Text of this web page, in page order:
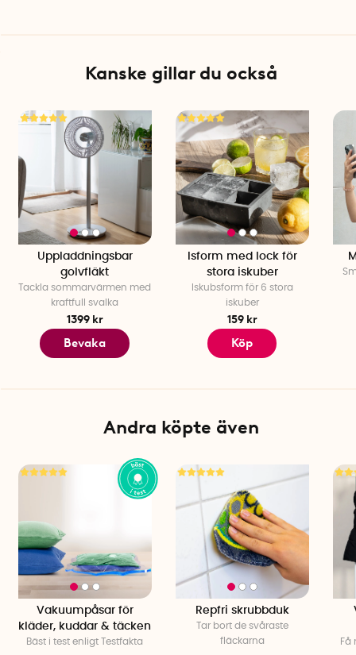
Uppladdningsbar fläkt handsfree
2 st doftkuddar
Specifikationer
Bredd nackdel: 15,5 cm
Fläktarmar: 14 cm
Fläktdiameter: 8 cm
Maxlängd fläkt till fläkt: 60 cm
Batteristyrka 2000 mAh
Från 8 år
Kanske gillar du också
Uppladdningsbar
golvfläkt
Tackla sommarvärmen med
kraftfull svalka
1399 kr
Bevaka
Isform med lock för
stora iskuber
Iskubsform för 6 stora
iskuber
159 kr
Köp
Andra köpte även
Vakuumpåsar för
kläder, kuddar & täcken
Bäst i test enligt Testfakta
Repfri skrubbduk
Tar bort de svåraste
fläckarna
Få